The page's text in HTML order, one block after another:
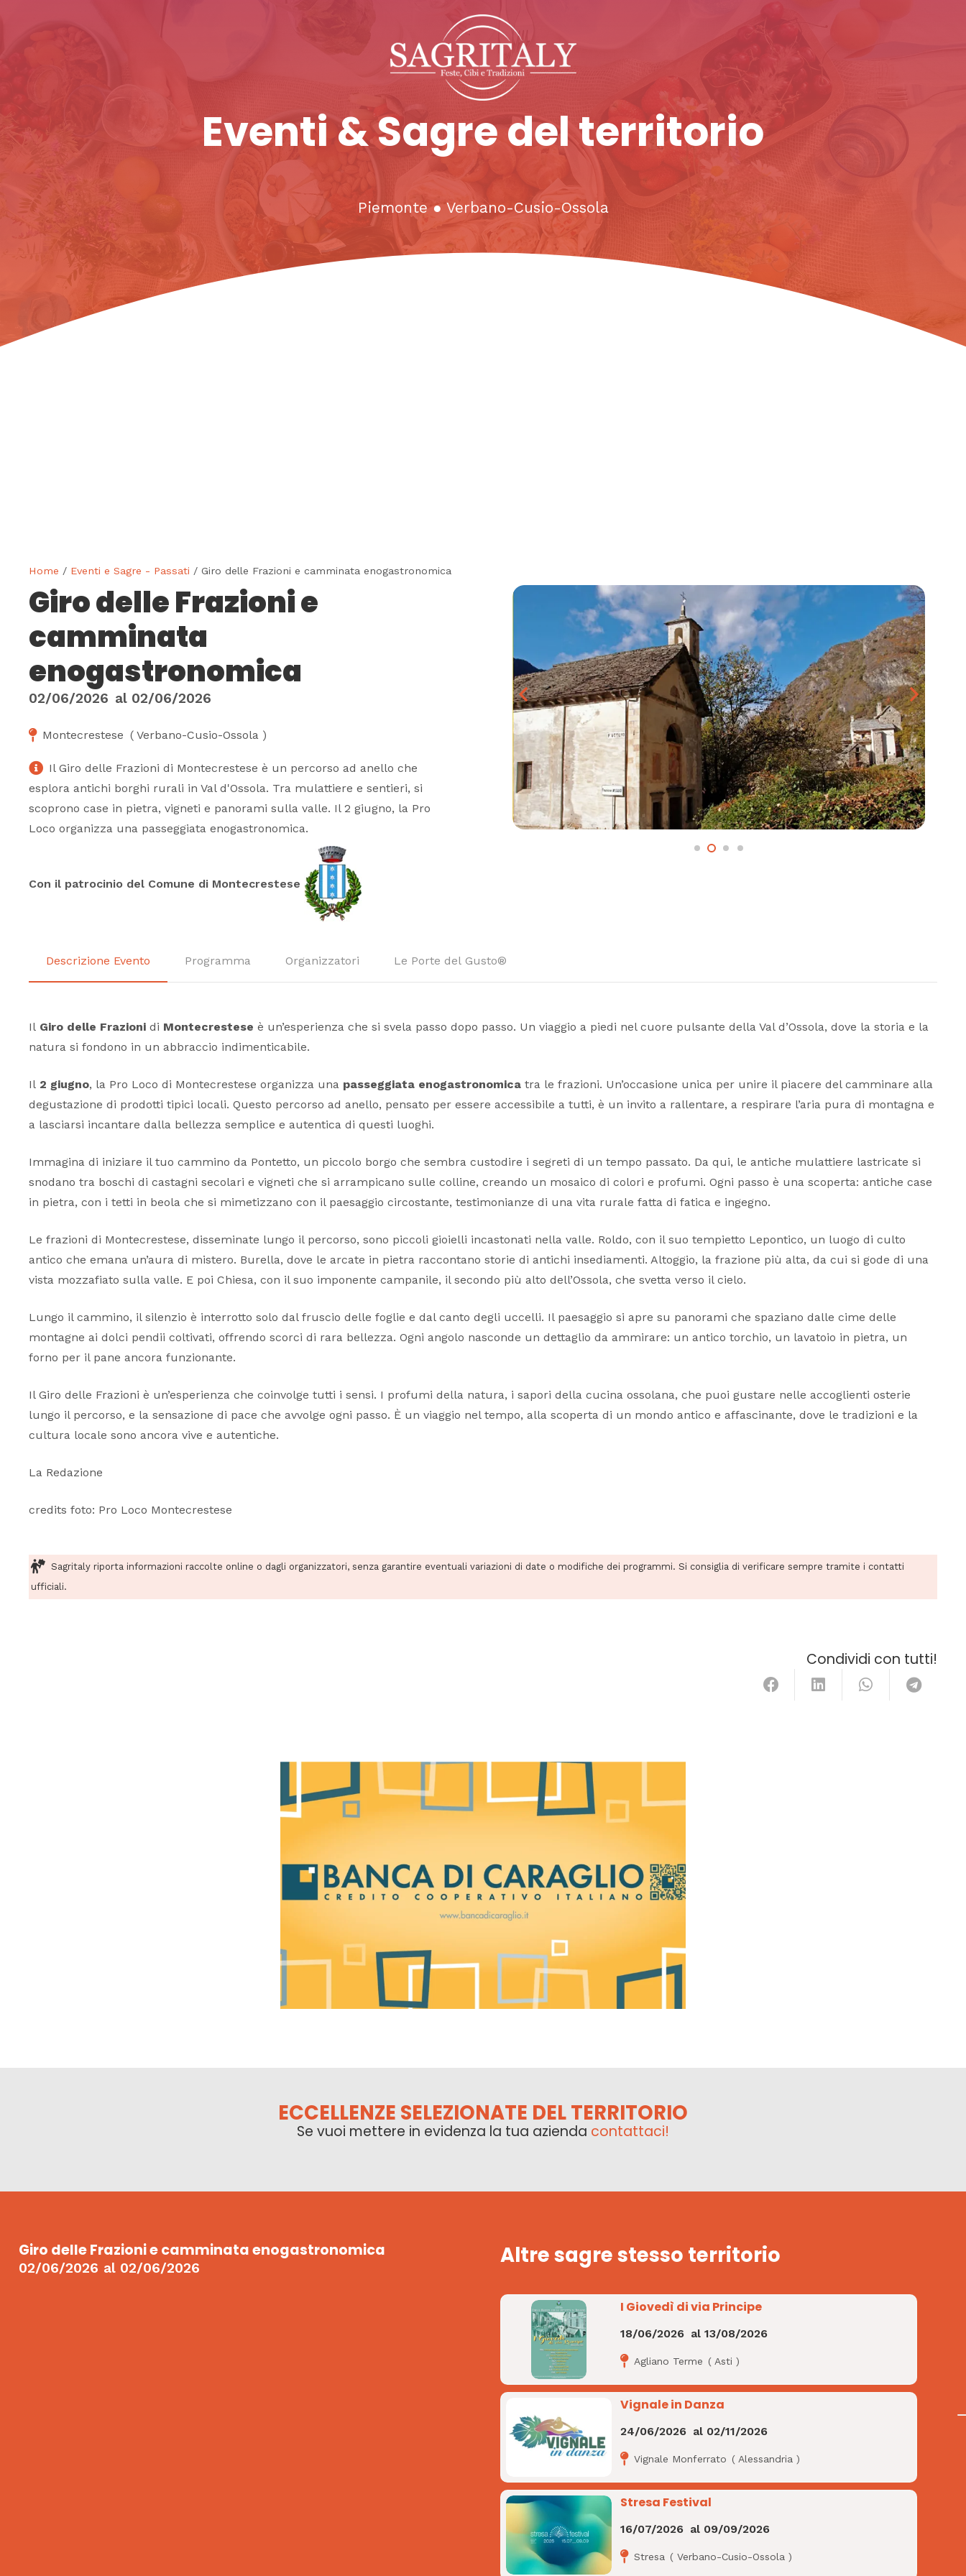
Eventi & Sagre del territorio
Piemonte ●Verbano-Cusio-Ossola
Home / Eventi e Sagre - Passati / Giro delle Frazioni e camminata enogastronomica
Giro delle Frazioni e
camminata
enogastronomica
02/06/2026 al 02/06/2026
Montecrestese ( Verbano-Cusio-Ossola )
Il Giro delle Frazioni di Montecrestese è un percorso ad anello che
esplora antichi borghi rurali in Val d'Ossola. Tra mulattiere e sentieri, si
scoprono case in pietra, vigneti e panorami sulla valle. Il 2 giugno, la Pro
Loco organizza una passeggiata enogastronomica.
Con il patrocinio del Comune di Montecrestese
Descrizione Evento Programma Organizzatori Le Porte del Gusto®
Il Giro delle Frazioni di Montecrestese è un’esperienza che si svela passo dopo passo. Un viaggio a piedi nel cuore pulsante della Val d’Ossola, dove la storia e la
natura si fondono in un abbraccio indimenticabile.
Il 2 giugno, la Pro Loco di Montecrestese organizza una passeggiata enogastronomica tra le frazioni. Un’occasione unica per unire il piacere del camminare alla
degustazione di prodotti tipici locali. Questo percorso ad anello, pensato per essere accessibile a tutti, è un invito a rallentare, a respirare l’aria pura di montagna e
a lasciarsi incantare dalla bellezza semplice e autentica di questi luoghi.
Immagina di iniziare il tuo cammino da Pontetto, un piccolo borgo che sembra custodire i segreti di un tempo passato. Da qui, le antiche mulattiere lastricate si
snodano tra boschi di castagni secolari e vigneti che si arrampicano sulle colline, creando un mosaico di colori e profumi. Ogni passo è una scoperta: antiche case
in pietra, con i tetti in beola che si mimetizzano con il paesaggio circostante, testimonianze di una vita rurale fatta di fatica e ingegno.
Le frazioni di Montecrestese, disseminate lungo il percorso, sono piccoli gioielli incastonati nella valle. Roldo, con il suo tempietto Lepontico, un luogo di culto
antico che emana un’aura di mistero. Burella, dove le arcate in pietra raccontano storie di antichi insediamenti. Altoggio, la frazione più alta, da cui si gode di una
vista mozzafiato sulla valle. E poi Chiesa, con il suo imponente campanile, il secondo più alto dell’Ossola, che svetta verso il cielo.
Lungo il cammino, il silenzio è interrotto solo dal fruscio delle foglie e dal canto degli uccelli. Il paesaggio si apre su panorami che spaziano dalle cime delle
montagne ai dolci pendii coltivati, offrendo scorci di rara bellezza. Ogni angolo nasconde un dettaglio da ammirare: un antico torchio, un lavatoio in pietra, un
forno per il pane ancora funzionante.
Il Giro delle Frazioni è un’esperienza che coinvolge tutti i sensi. I profumi della natura, i sapori della cucina ossolana, che puoi gustare nelle accoglienti osterie
lungo il percorso, e la sensazione di pace che avvolge ogni passo. È un viaggio nel tempo, alla scoperta di un mondo antico e affascinante, dove le tradizioni e la
cultura locale sono ancora vive e autentiche.
La Redazione
credits foto: Pro Loco Montecrestese
Sagritaly riporta informazioni raccolte online o dagli organizzatori, senza garantire eventuali variazioni di date o modifiche dei programmi. Si consiglia di verificare sempre tramite i contatti
ufficiali.
Condividi con tutti!
ECCELLENZE SELEZIONATE DEL TERRITORIO
Se vuoi mettere in evidenza la tua azienda contattaci!
Giro delle Frazioni e camminata enogastronomica
02/06/2026 al 02/06/2026 Altre sagre stesso territorio
I Giovedì di via Principe
18/06/2026 al13/08/2026
Agliano Terme (Asti )
Vignale in Danza
24/06/2026 al 02/11/2026
Vignale Monferrato (Alessandria )
Stresa Festival
16/07/2026 al 09/09/2026
Stresa (Verbano-Cusio-Ossola )